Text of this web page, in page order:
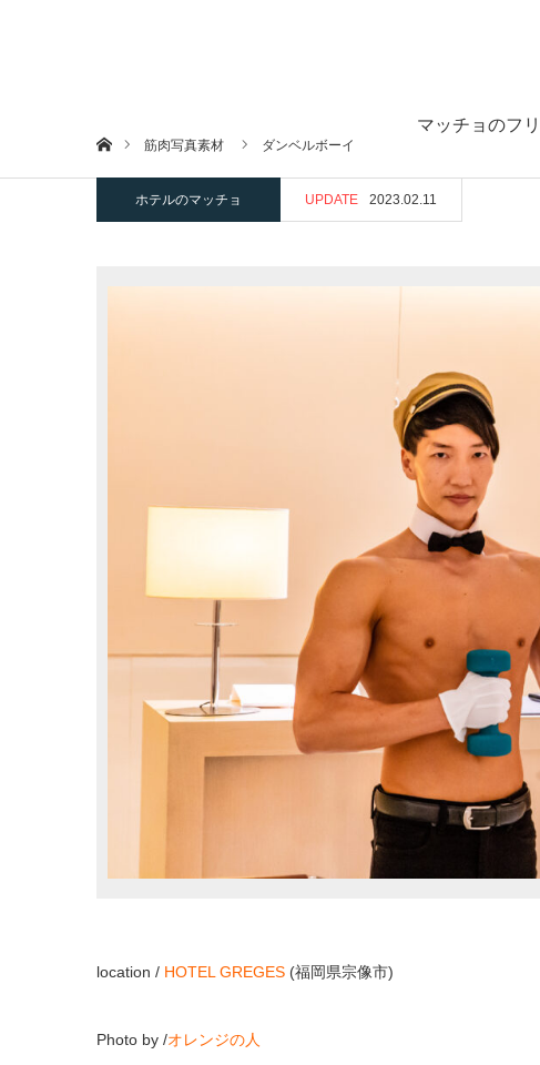
マッチョのフ
ホーム筋肉写真素材 ダンベルボーイ
ホテルのマッチョ UPDATE 2023.02.11
location / HOTEL GREGES (福岡県宗像市)
Photo by /オレンジの人